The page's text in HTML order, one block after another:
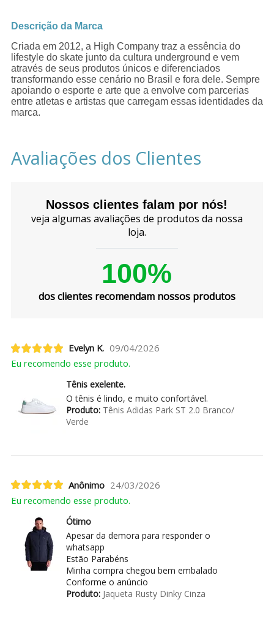
Descrição da Marca
Criada em 2012, a High Company traz a essência do
lifestyle do skate junto da cultura underground e vem
através de seus produtos únicos e diferenciados
transformando esse cenário no Brasil e fora dele. Sempre
apoiando o esporte e arte que a envolve com parcerias
entre atletas e artistas que carregam essas identidades da
marca.
Avaliações dos Clientes
Nossos clientes falam por nós!
veja algumas avaliações de produtos da nossa
loja.
100%
dos clientes recomendam nossos produtos
Evelyn K. 09/04/2026
Eu recomendo esse produto.
Tênis exelente.
O tênis é lindo, e muito confortável.
Produto:Tênis Adidas Park ST 2.0 Branco/
Verde
Anônimo 24/03/2026
Eu recomendo esse produto.
Ótimo
Apesar da demora para responder o
whatsapp
Estão Parabéns
Minha compra chegou bem embalado
Conforme o anúncio
Produto:Jaqueta Rusty Dinky Cinza